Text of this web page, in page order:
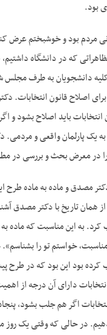
بود.
مردم بود و خوشبختم
که در دانشگاه
دانشجویان به طرف
طرحی را به مجلس ارائه داد برای
باید اصلاح بشود و
در معرض بحث و بررسی در
مصدق و ماده به ماده طرح
از همان تاریخ با دکتر
به این مناسبت که ماده
خواستم تو را
بود این بود که در
دارای آن درجه از
اگر هم جلب بشود،
حالی که وقتی یک روز